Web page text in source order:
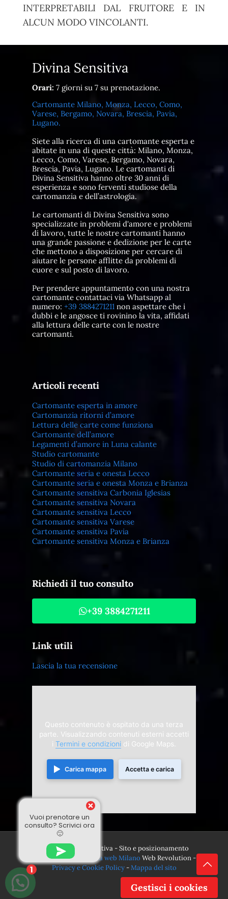
INTERPRETABILI DAL FRUITORE E IN
ALCUN MODO VINCOLANTI.
Divina Sensitiva
Orari: 7 giorni su 7 su prenotazione.
Cartomante Milano, Monza, Lecco, Como,
Varese, Bergamo, Novara, Brescia, Pavia,
Lugano.
Siete alla ricerca di una cartomante esperta e
abitate in una di queste città: Milano, Monza,
Lecco, Como, Varese, Bergamo, Novara,
Brescia, Pavia, Lugano. Le cartomanti di
Divina Sensitiva hanno oltre 30 anni di
esperienza e sono ferventi studiose della
cartomanzia e dell’astrologia.
Le cartomanti di Divina Sensitiva sono
specializzate in problemi d'amore e problemi
di lavoro, tutte le nostre cartomanti hanno
una grande passione e dedizione per le carte
che mettono a disposizione per cercare di
aiutare le persone afflitte da problemi di
cuore e sul posto di lavoro.
Per prendere appuntamento con una nostra
cartomante contattaci via Whatsapp al
numero: +39 3884271211 non aspettare che i
dubbi e le angosce ti rovinino la vita, affidati
alla lettura delle carte con le nostre
cartomanti.
Articoli recenti
Cartomante esperta in amore
Cartomanzia ritorni d’amore
Lettura delle carte come funziona
Cartomante dell’amore
Legamenti d’amore in Luna calante
Studio cartomante
Studio di cartomanzia Milano
Cartomante seria e onesta Lecco
Cartomante seria e onesta Monza e Brianza
Cartomante sensitiva Carbonia Iglesias
Cartomante sensitiva Novara
Cartomante sensitiva Lecco
Cartomante sensitiva Varese
Cartomante sensitiva Pavia
Cartomante sensitiva Monza e Brianza
Richiedi il tuo consulto
+39 3884271211
Link utili
Lascia la tua recensione
Questo contenuto è ospitato da una terza
parte. Visualizzando contenuti esterni accetti
i Termini e condizioni di Google Maps.
Carica mappa Accetta e carica
© 2024 Divina Sensitiva - Sito e posizionamento
realizzato dall'
Agenzia web Milano Web Revolution -
Privacy e Cookie Policy-Mappa del sito
Vuoi prenotare un
consulto? Scrivici ora
🙂
1
Gestisci i cookies